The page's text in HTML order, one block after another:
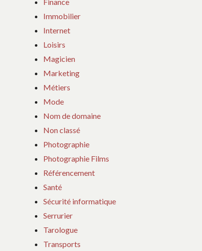
Immobilier
Internet
Loisirs
Magicien
Marketing
Métiers
Mode
Nom de domaine
Non classé
Photographie
Photographie Films
Référencement
Santé
Sécurité informatique
Serrurier
Tarologue
Transports